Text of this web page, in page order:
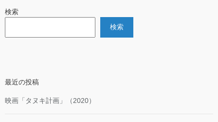
検索
検索
最近の投稿
映画「タヌキ計画」（2020）